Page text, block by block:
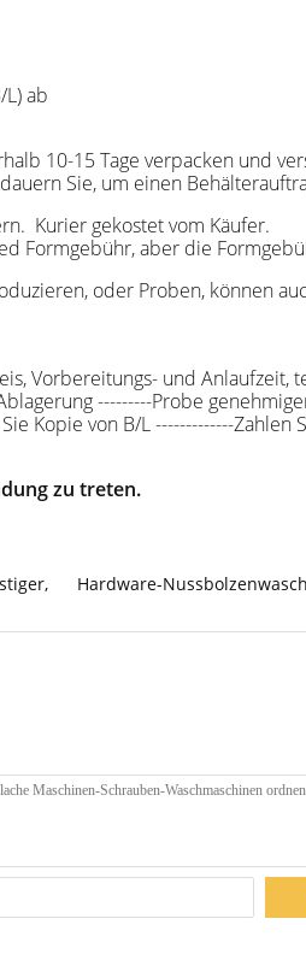
ab
10-15 Tage verpacken und
Sie, um einen
Kurier gekostet vom Käufer.
Formgebühr, aber die
oder Proben, können
Vorbereitungs- und
---------Probe
Kopie von B/L -------------
zu treten.
, Hardware-